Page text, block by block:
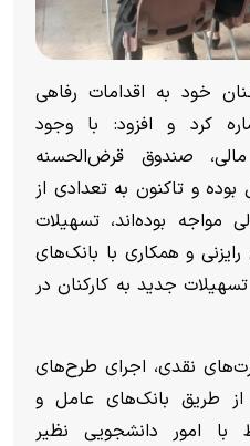
خود به اقدامات رفاهی
کرد و افزود: با وجود
صندوق قرض‌الحسنه
و تاکنون به تعدادی از
مواجه بوده‌اند، تسهیلات
و همکاری با بانک‌های
جدید به کارکنان در
نقدی، اجرای طرح‌های
از طریق بانک‌های عامل و
امور دانشجویی نظیر